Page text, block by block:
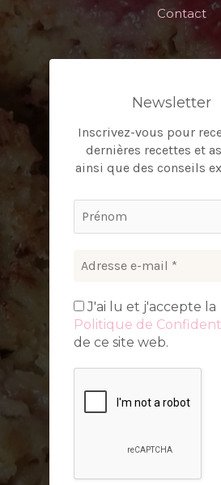
Contact
Newsletter
Inscrivez-vous pour
dernières recettes et
ainsi que des conseils
J'ai lu et j'accepte la
Politique de
de ce site web.